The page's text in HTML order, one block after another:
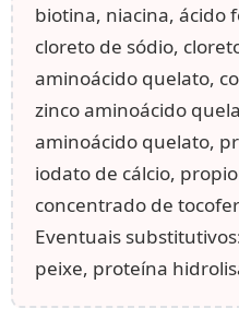
biotina, niacina, ácido
cloreto de sódio,
aminoácido quelato,
zinco aminoácido
aminoácido quelato,
iodato de cálcio,
concentrado de
Eventuais
peixe, proteína